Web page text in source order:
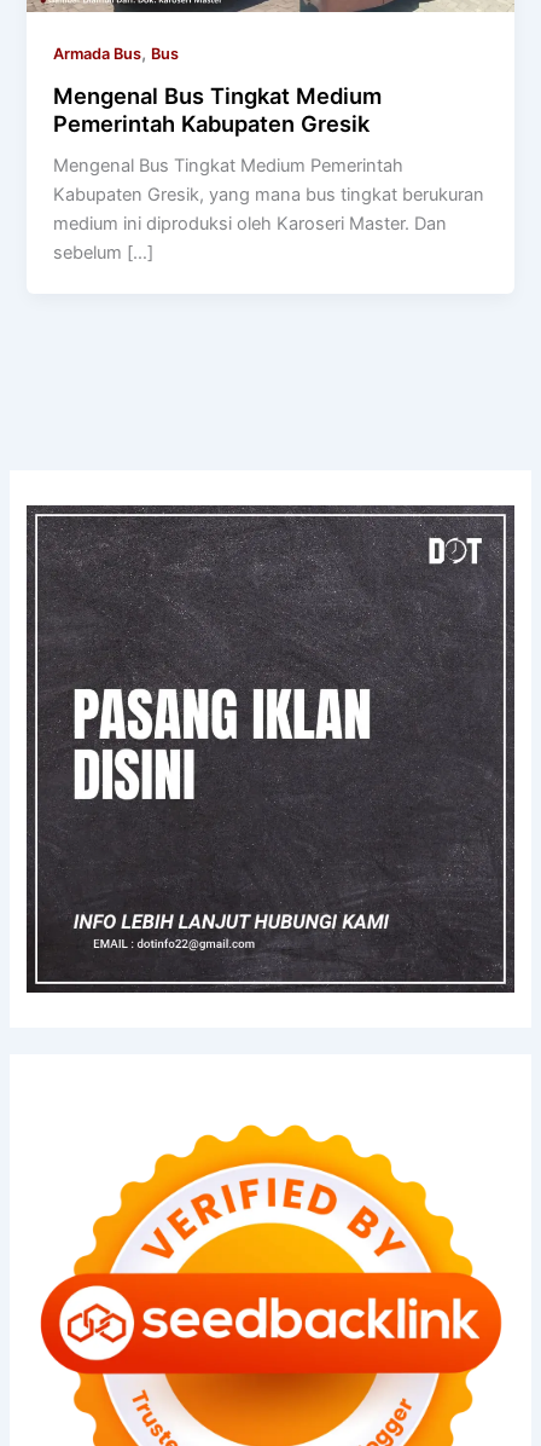
Armada Bus, Bus
Mengenal Bus Tingkat Medium
Pemerintah Kabupaten Gresik
Mengenal Bus Tingkat Medium Pemerintah
Kabupaten Gresik, yang mana bus tingkat berukuran
medium ini diproduksi oleh Karoseri Master. Dan
sebelum […]